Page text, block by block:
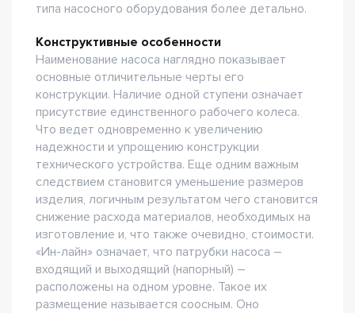
типа насосного оборудования более детально.
Конструктивные особенности
Наименование насоса наглядно показывает
основные отличительные черты его
конструкции. Наличие одной ступени означает
присутствие единственного рабочего колеса.
Что ведет одновременно к увеличению
надежности и упрощению конструкции
технического устройства. Еще одним важным
следствием становится уменьшение размеров
изделия, логичным результатом чего становится
снижение расхода материалов, необходимых на
изготовление и, что также очевидно, стоимости.
«Ин-лайн» означает, что патрубки насоса –
входящий и выходящий (напорный) –
расположены на одном уровне. Такое их
размещение называется соосным. Оно